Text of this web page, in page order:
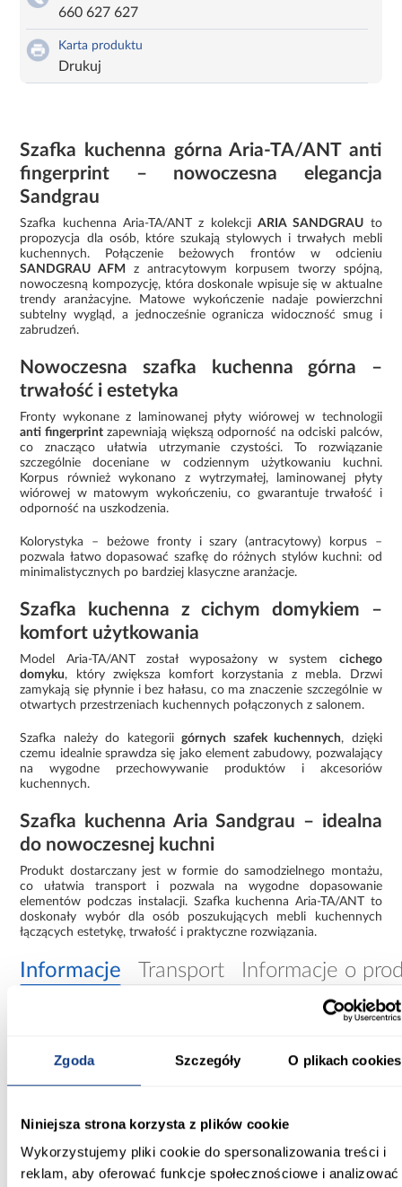
Zgoda Szczegóły O plikach cookies
Niniejsza strona korzysta z plików cookie
Wykorzystujemy pliki cookie do spersonalizowania treści i
reklam, aby oferować funkcje społecznościowe i analizować
660 627 627
Karta produktu
Drukuj
Szafka kuchenna górna Aria-TA/ANT anti
fingerprint – nowoczesna elegancja
Sandgrau
Szafka kuchenna Aria-TA/ANT z kolekcji ARIA SANDGRAU to
propozycja dla osób, które szukają stylowych i trwałych mebli
kuchennych. Połączenie beżowych frontów w odcieniu
SANDGRAU AFM
z antracytowym korpusem tworzy spójną,
nowoczesną kompozycję, która doskonale wpisuje się w aktualne
trendy aranżacyjne. Matowe wykończenie nadaje powierzchni
subtelny wygląd, a jednocześnie ogranicza widoczność smug i
zabrudzeń.
Nowoczesna szafka kuchenna górna –
trwałość i estetyka
Fronty wykonane z laminowanej płyty wiórowej w technologii
anti fingerprintzapewniają większą odporność na odciski palców,
co znacząco ułatwia utrzymanie czystości. To rozwiązanie
szczególnie doceniane w codziennym użytkowaniu kuchni.
Korpus również wykonano z wytrzymałej, laminowanej płyty
wiórowej w matowym wykończeniu, co gwarantuje trwałość i
odporność na uszkodzenia.
Kolorystyka – beżowe fronty i szary (antracytowy) korpus –
pozwala łatwo dopasować szafkę do różnych stylów kuchni: od
minimalistycznych po bardziej klasyczne aranżacje.
Szafka kuchenna z cichym domykiem –
komfort użytkowania
Model Aria-TA/ANT został wyposażony w system cichego
domyku, który zwiększa komfort korzystania z mebla. Drzwi
zamykają się płynnie i bez hałasu, co ma znaczenie szczególnie w
otwartych przestrzeniach kuchennych połączonych z salonem.
Szafka należy do kategoriigórnych szafek kuchennych, dzięki
czemu idealnie sprawdza się jako element zabudowy, pozwalający
na wygodne przechowywanie produktów i akcesoriów
kuchennych.
Szafka kuchenna Aria Sandgrau – idealna
do nowoczesnej kuchni
Produkt dostarczany jest w formie do samodzielnego montażu,
co ułatwia transport i pozwala na wygodne dopasowanie
elementów podczas instalacji. Szafka kuchenna Aria-TA/ANT to
doskonały wybór dla osób poszukujących mebli kuchennych
łączących estetykę, trwałość i praktyczne rozwiązania.
Informacje Transport Informacje o
Głębokość [cm]:
Wysokość [cm]:
90.00